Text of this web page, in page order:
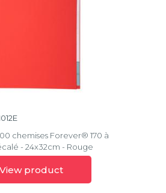
chemises Forever® 170 à
- 24x32cm - Rouge
View product